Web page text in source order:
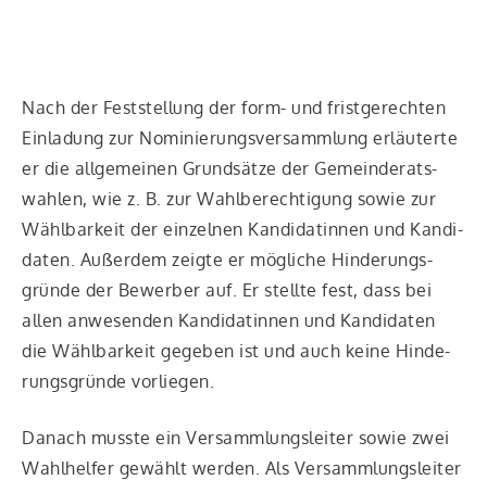
Nach der Fest­stel­lung der form- und frist­ge­rech­ten
Ein­la­dung zur Nomi­nie­rungs­ver­samm­lung erläu­ter­te
er die all­ge­mei­nen Grund­sät­ze der Gemein­de­rats­
wah­len, wie z. B. zur Wahl­be­rech­ti­gung sowie zur
Wähl­bar­keit der ein­zel­nen Kan­di­da­tin­nen und Kan­di­
da­ten. Außer­dem zeig­te er mög­li­che Hin­de­rungs­
grün­de der Bewer­ber auf. Er stell­te fest, dass bei
allen anwe­sen­den Kan­di­da­tin­nen und Kan­di­da­ten
die Wähl­bar­keit gege­ben ist und auch kei­ne Hin­de­
rungs­grün­de vorliegen.
Danach muss­te ein Ver­samm­lungs­lei­ter sowie zwei
Wahl­hel­fer gewählt wer­den. Als Ver­samm­lungs­lei­ter